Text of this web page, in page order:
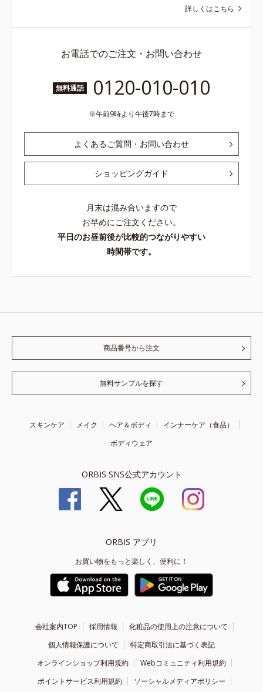
詳しくはこちら
お電話でのご注文・お問い合わせ
無料通話 0120-010-010
午前9時より午後7時まで
よくあるご質問・お問い合わせ
ショッピングガイド
月末は混み合いますので
お早めにご注文ください。
平日のお昼前後が比較的つながりやすい
時間帯です。
商品番号から注文
無料サンプルを探す
スキンケア メイク ヘア＆ボディ
インナーケア（食品）
ボディウェア
ORBIS SNS公式アカウント
ORBIS アプリ
お買い物をもっと楽しく、便利に！
会社案内TOP 採用情報
化粧品の使用上の注意について
個人情報保護について
特定商取引法に基づく表記
オンラインショップ利用規約
Webコミュニティ利用規約
ポイントサービス利用規約
ソーシャルメディアポリシー